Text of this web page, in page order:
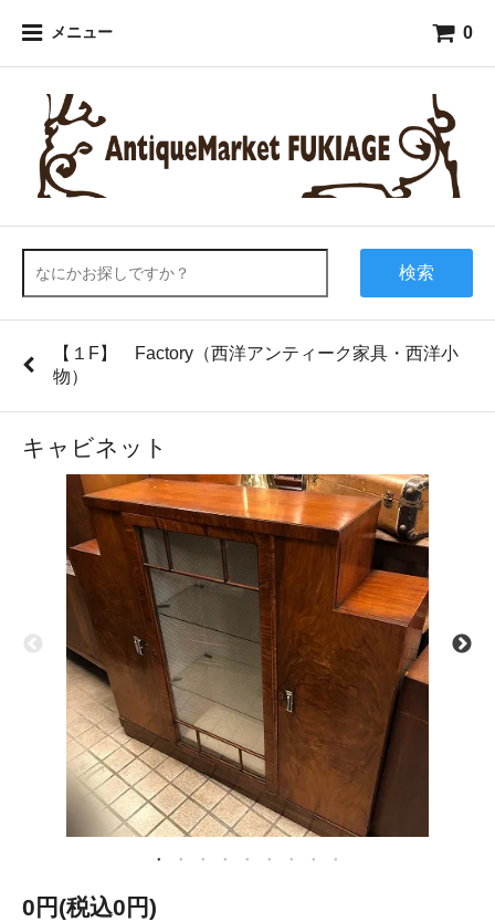
メニュー 0
検索
【１F】 Factory（西洋アンティーク家具・西洋小
物）
キャビネット
0円(税込0円)